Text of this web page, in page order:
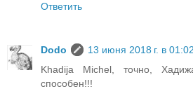
Ответить
Dodo
13 июня 2018 г. в 01:02
Khadija Michel, точно,
способен!!!